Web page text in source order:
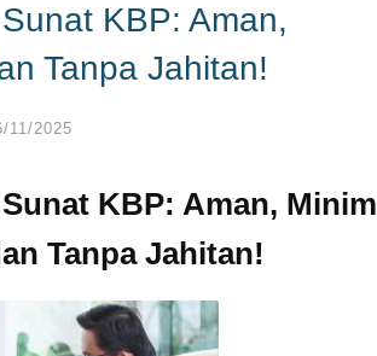
KBP: Aman,
Tanpa Jahitan!
11/2025
KBP: Aman, Minim
Tanpa Jahitan!